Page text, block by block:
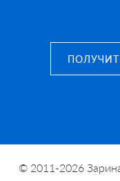
© 2011-2026